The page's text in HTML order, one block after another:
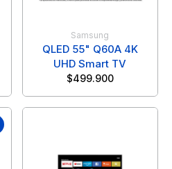
Samsung
QLED 55" Q60A 4K
UHD Smart TV
$499.900